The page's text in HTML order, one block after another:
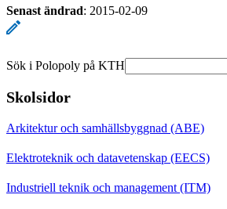
Senast ändrad: 2015-02-09
Sök i Polopoly på KTH
Skolsidor
Arkitektur och samhällsbyggnad (ABE)
Elektroteknik och datavetenskap (EECS)
Industriell teknik och management (ITM)